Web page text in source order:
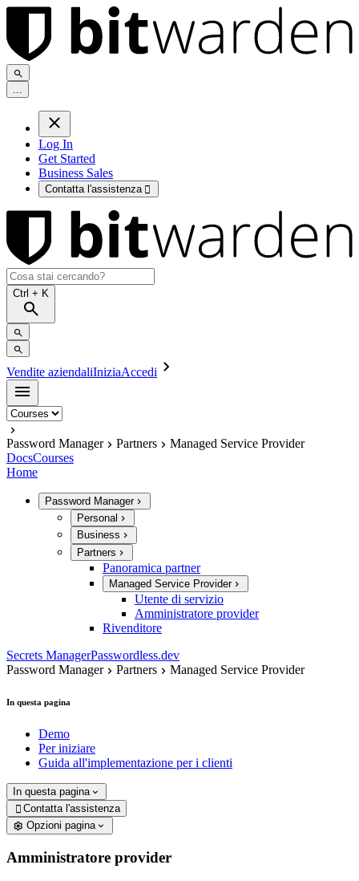
...
Log In
Get Started
Business Sales
Contatta l'assistenza 
Ctrl + K
Vendite aziendaliIniziaAccedi
Password Manager Partners
Managed Service Provider
DocsCourses
Home
Password Manager
Personal
Business
Partners
Panoramica partner
Managed Service Provider
Utente di servizio
Amministratore provider
Rivenditore
Secrets ManagerPasswordless.dev
Password Manager
Partners Managed Service Provider
In questa pagina
Demo
Per iniziare
Guida all'implementazione per i clienti
In questa pagina
 Contatta l'assistenza
Opzioni pagina
Amministratore provider